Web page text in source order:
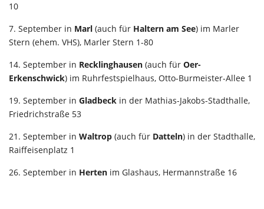
10
7. September in Marl (auch für Haltern am See) im Marler
Stern (ehem. VHS), Marler Stern 1-80
14. September in Recklinghausen (auch für Oer-
Erkenschwick) im Ruhrfestspielhaus, Otto-Burmeister-Allee 1
19. September in Gladbeck in der Mathias-Jakobs-Stadthalle,
Friedrichstraße 53
21. September in Waltrop (auch für Datteln) in der Stadthalle,
Raiffeisenplatz 1
26. September in Herten im Glashaus, Hermannstraße 16